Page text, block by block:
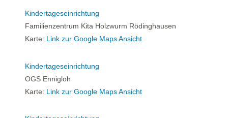
Kindertageseinrichtung
Familienzentrum Kita Holzwurm Rödinghausen
Karte: Link zur Google Maps Ansicht
Kindertageseinrichtung
OGS Ennigloh
Karte: Link zur Google Maps Ansicht